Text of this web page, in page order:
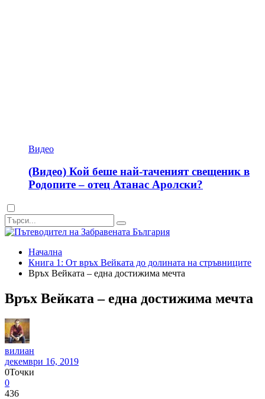
Видео
(Видео) Кой беше най-таченият свещеник в
Родопите – отец Атанас Аролски?
Dark
mode
Начална
Книга 1: От връх Вейката до долината на стръвниците
Връх Вейката – една достижима мечта
Връх Вейката – една достижима мечта
вилиан
декември 16, 2019
0Точки
0
436